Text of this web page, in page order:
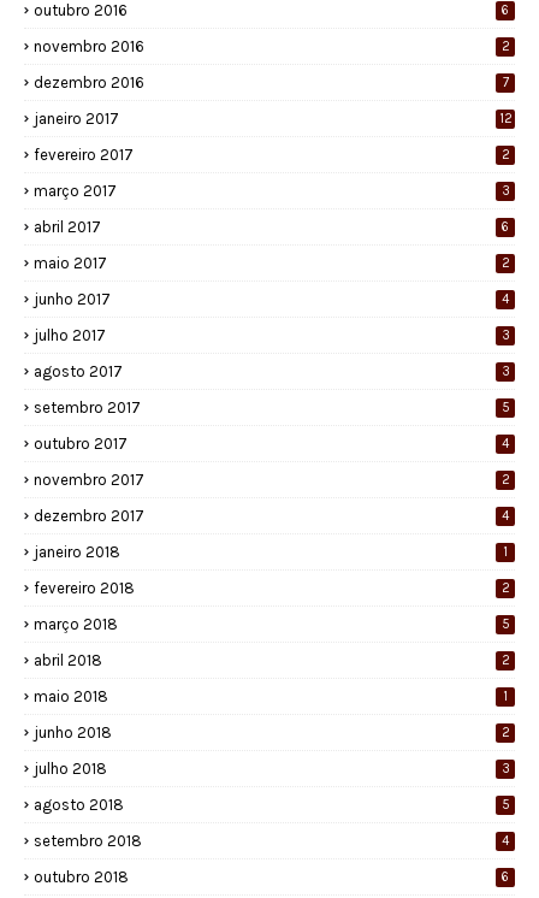
outubro 2016 6
novembro 2016 2
dezembro 2016 7
janeiro 2017 12
fevereiro 2017 2
março 2017 3
abril 2017 6
maio 2017 2
junho 2017 4
julho 2017 3
agosto 2017 3
setembro 2017 5
outubro 2017 4
novembro 2017 2
dezembro 2017 4
janeiro 2018 1
fevereiro 2018 2
março 2018 5
abril 2018 2
maio 2018 1
junho 2018 2
julho 2018 3
agosto 2018 5
setembro 2018 4
outubro 2018 6